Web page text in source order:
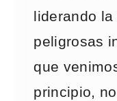
liderando
peligrosas
que
principio,